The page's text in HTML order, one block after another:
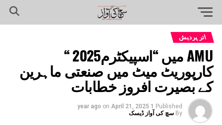
اتر پردیش
AMU میں “اسپیکٹرم2025 “
کارپوریٹ میٹ میں صنعتی ماہرین
کے بصیرت افروز خطابات
Published
1 year ago
on April 21, 2025
By سچ کی آواز ڈیسک